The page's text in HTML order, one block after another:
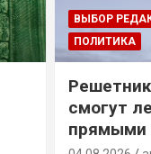
ВЫБОР
ПОЛИТИКА
смогут
прямыми